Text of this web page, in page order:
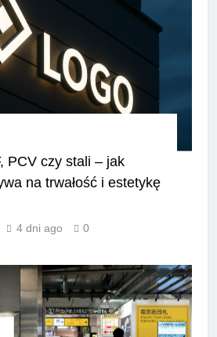
PCV czy stali – jak
na trwałość i estetykę
4 dni ago 0